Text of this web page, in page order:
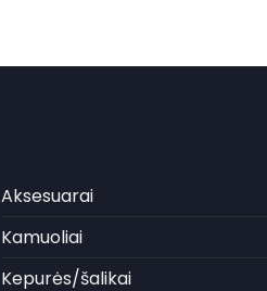
Aksesuarai
Kamuoliai
Kepurės/šalikai